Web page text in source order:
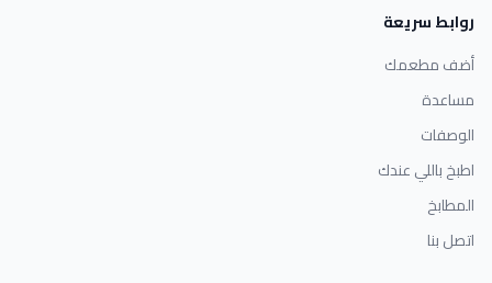
روابط سريعة
أضف مطعمك
مساعدة
الوصفات
اطبخ باللي عندك
المطابخ
اتصل بنا